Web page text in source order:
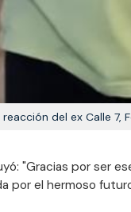
del ex Calle 7,
"Gracias por ser
por el hermoso